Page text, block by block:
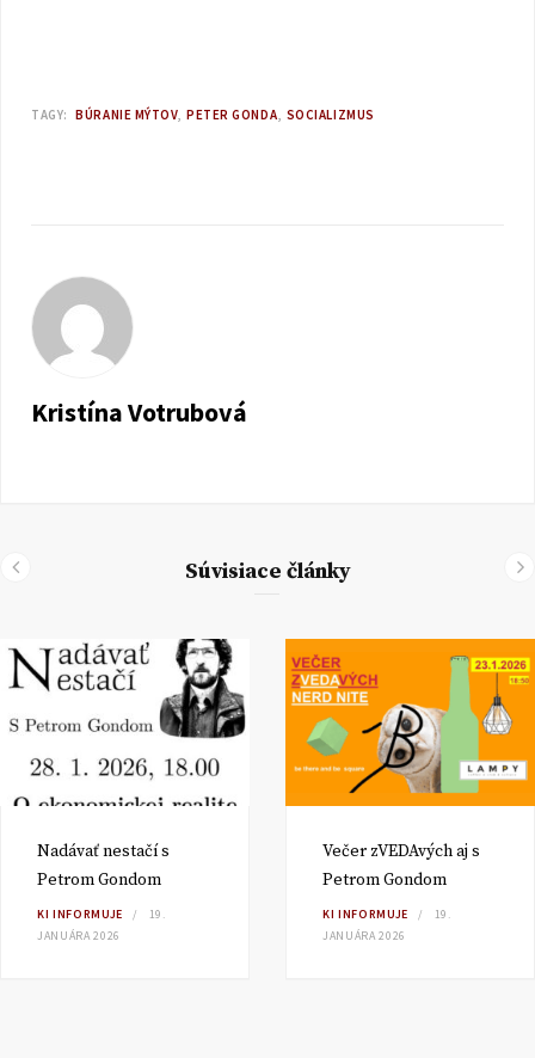
TAGY: BÚRANIE MÝTOV PETER GONDA SOCIALIZMUS
Kristína Votrubová
Súvisiace články
Nadávať nestačí s
Petrom Gondom
KI INFORMUJE
19.
JANUÁRA 2026
Večer zVEDAvých aj s
Petrom Gondom
KI INFORMUJE
19.
JANUÁRA 2026